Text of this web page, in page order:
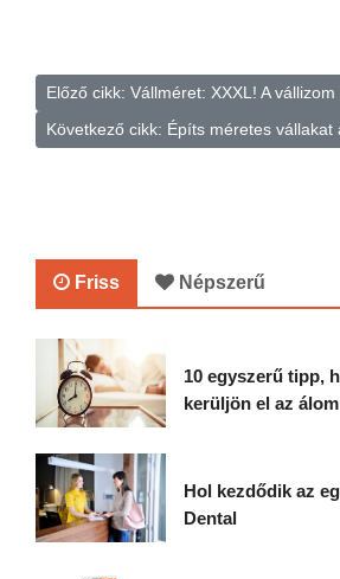
Előző cikk: Vállméret: XXXL! A
Következő cikk: Építs méretes
Friss Népszerű
10 egyszerű tipp,
kerüljön el az álom
Hol kezdődik az
Dental